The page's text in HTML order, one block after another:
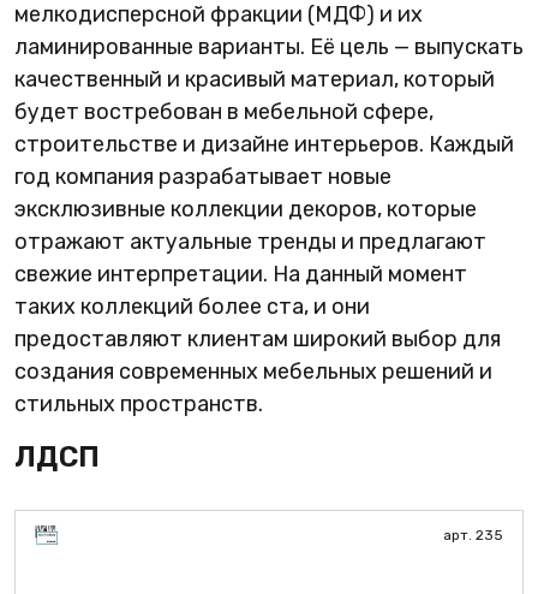
мелкодисперсной фракции (МДФ) и их
ламинированные варианты. Её цель — выпускать
качественный и красивый материал, который
будет востребован в мебельной сфере,
строительстве и дизайне интерьеров. Каждый
год компания разрабатывает новые
эксклюзивные коллекции декоров, которые
отражают актуальные тренды и предлагают
свежие интерпретации. На данный момент
таких коллекций более ста, и они
предоставляют клиентам широкий выбор для
создания современных мебельных решений и
стильных пространств.
ЛДСП
арт. 235